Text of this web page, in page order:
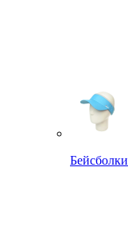
Бейсболки